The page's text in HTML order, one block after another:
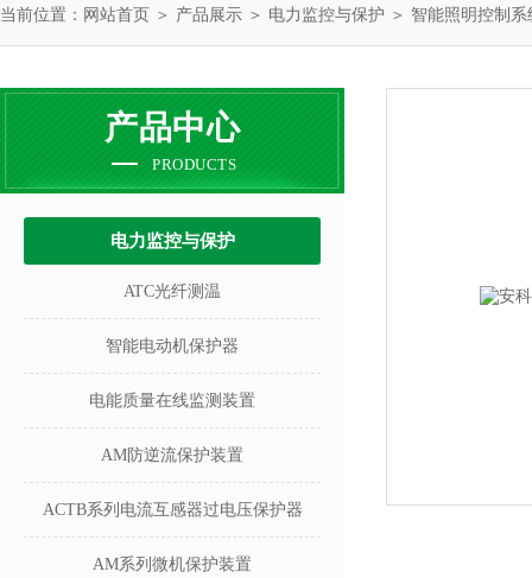
当前位置： 网站首页 ＞ 产品展示 ＞ 电力监控与保护 ＞ 智能照明控制系
产品中心
PRODUCTS
电力监控与保护
ATC光纤测温
智能电动机保护器
电能质量在线监测装置
AM防逆流保护装置
ACTB系列电流互感器过电压保护器
AM系列微机保护装置